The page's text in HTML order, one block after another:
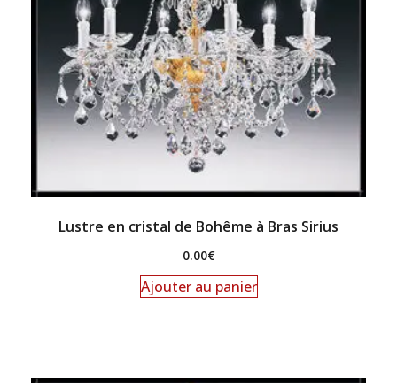
Lustre en cristal de Bohême à Bras Sirius
0.00€
Ajouter au panier